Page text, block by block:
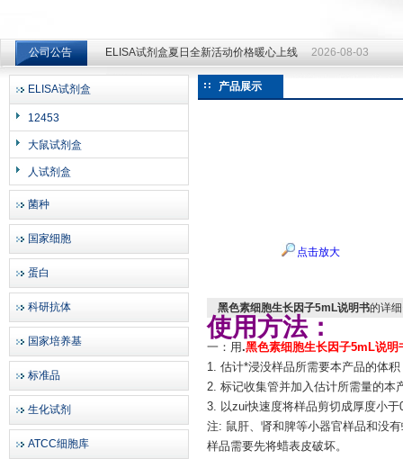
上海邦景实业有限公司
公司公告 ELISA试剂盒夏日全新活动价格暖心上线 2026-08-03
ELISA试剂盒夏日全新活动价格暖心上线
ELISA试剂盒
12453
大鼠试剂盒
人试剂盒
菌种
国家细胞
蛋白
科研抗体
国家培养基
标准品
生化试剂
ATCC细胞库
产品展示
点击放大
黑色素细胞生长因子5mL说明书的详
使用方法：
一：用.黑色素细胞生长因子5mL说明
1. 估计*浸没样品所需要本产品的体
2. 标记收集管并加入估计所需量的本
3. 以zui快速度将样品剪切成厚度小
注: 鼠肝、肾和脾等小器官样品和没
样品需要先将蜡表皮破坏。